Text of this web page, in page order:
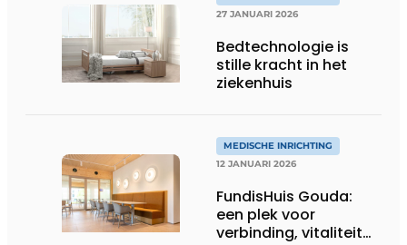
27 JANUARI 2026
Bedtechnologie is
stille kracht in het
ziekenhuis
MEDISCHE INRICHTING
12 JANUARI 2026
FundisHuis Gouda:
een plek voor
verbinding, vitaliteit